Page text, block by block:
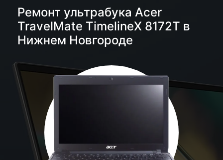
Ремонт ультрабука Acer
TravelMate TimelineX 8172T в
Нижнем Новгороде